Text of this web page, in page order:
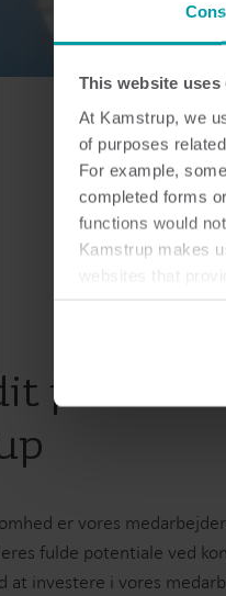
This website uses
At Kamstrup, we
of purposes
For example,
completed forms
functions would
Kamstrup makes
websites that
You can at any
er vores
fulde potentiale ved
at investere i vores